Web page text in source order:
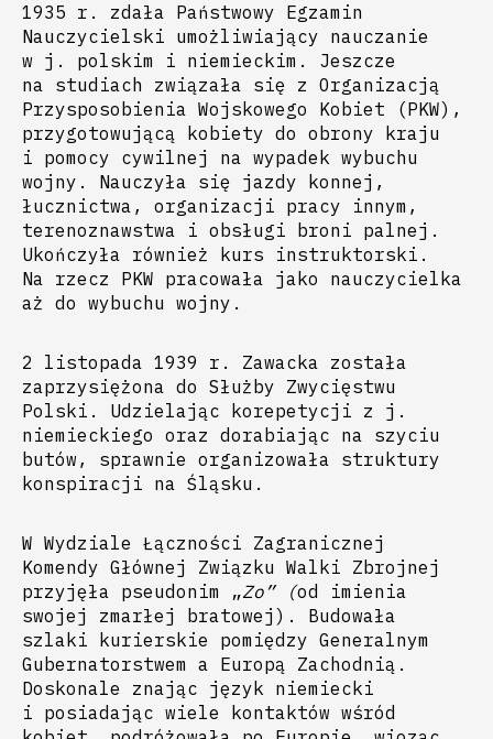
1935 r. zdała Państwowy Egzamin
Nauczycielski umożliwiający nauczanie
w j. polskim i niemieckim. Jeszcze
na studiach związała się z Organizacją
Przysposobienia Wojskowego Kobiet (PKW),
przygotowującą kobiety do obrony kraju
i pomocy cywilnej na wypadek wybuchu
wojny. Nauczyła się jazdy konnej,
łucznictwa, organizacji pracy innym,
terenoznawstwa i obsługi broni palnej.
Ukończyła również kurs instruktorski.
Na rzecz PKW pracowała jako nauczycielka
aż do wybuchu wojny.
2 listopada 1939 r. Zawacka została
zaprzysiężona do Służby Zwycięstwu
Polski. Udzielając korepetycji z j.
niemieckiego oraz dorabiając na szyciu
butów, sprawnie organizowała struktury
konspiracji na Śląsku.
W Wydziale Łączności Zagranicznej
Komendy Głównej Związku Walki Zbrojnej
przyjęła pseudonim „Zo” (od imienia
swojej zmarłej bratowej). Budowała
szlaki kurierskie pomiędzy Generalnym
Gubernatorstwem a Europą Zachodnią.
Doskonale znając język niemiecki
i posiadając wiele kontaktów wśród